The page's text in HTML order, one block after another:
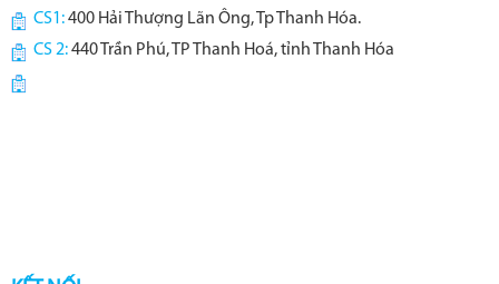
CS1:400 Hải Thượng Lãn Ông, Tp Thanh Hóa.
CS 2:440 Trần Phú, TP Thanh Hoá, tỉnh Thanh Hóa